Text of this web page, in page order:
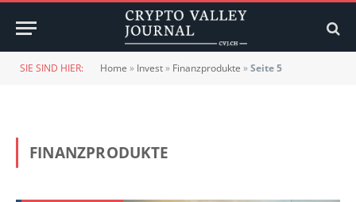
SIE SIND HIER: Home » Invest» Finanzprodukte »Seite 5
FINANZPRODUKTE